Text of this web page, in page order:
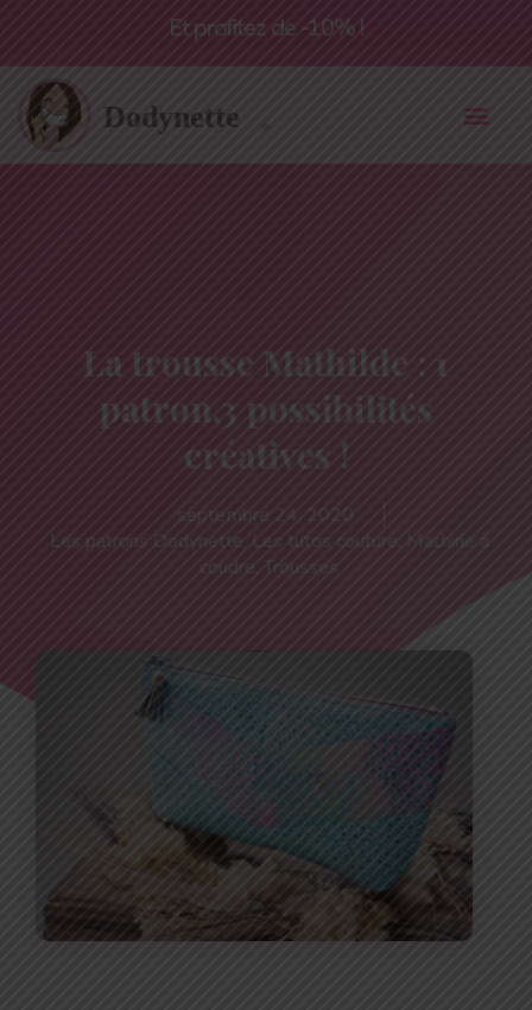
Livraison offerte à partir de 55€*
La trousse Mathilde : 1
patron,3 possibilités
créatives !
septembre 24, 2020
Les patrons Dodynette Les tutos couture Machine à
coudre, Trousses